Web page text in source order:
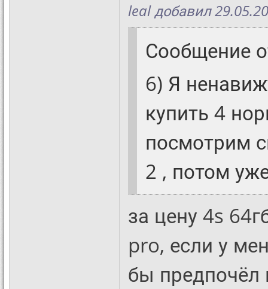
leal добавил
Сообщение
6) Я
купить 4
посмотрим
2 , потом
за цену 4s
pro, если у
бы предпочёл